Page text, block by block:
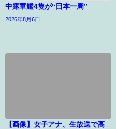
中露軍艦4隻が“日本一周”
2026年8月6日
【画像】女子アナ、生放送で高